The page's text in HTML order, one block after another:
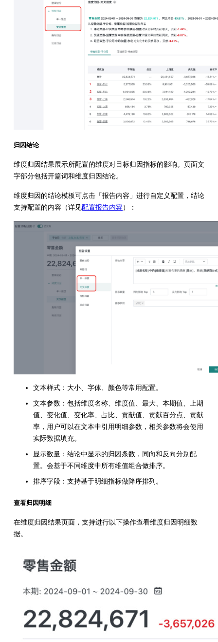
归因结论
维度归因结果展示所配置的维度对目标归因指标的影响。页面文
字部分包括开篇词和维度归因结论。
维度归因的结论模板可点击「报告内容」进行自定义配置，结论
支持配置的内容（详见配置报告内容 ）：
文本样式：大小、字体、颜色等常用配置。
文本参数：包括维度名称、维度值、最大、本期值、上期
值、变化值、变化率、占比、贡献值、贡献百分点、贡献
率，用户可以在文本中引用明细参数，相关参数将会使用
实际数据填充。
显示数量：结论中显示的归因条数，同向和反向分别配
置。会基于不同维度中所有维值组合做排序。
排序字段：支持基于明细指标做降序排列。
查看归因明细
在维度归因结果页面，支持进行以下操作查看维度归因明细数
据。